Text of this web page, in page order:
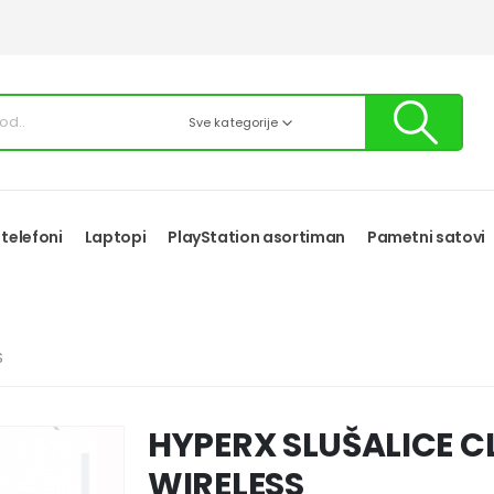
Sve kategorije
Laptopi PlayStation asortiman Pametni satovi
HYPERX SLUŠALICE